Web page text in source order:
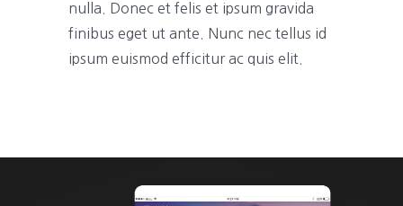
nulla. Donec et felis et ipsum gravida
finibus eget ut ante. Nunc nec tellus id
ipsum euismod efficitur ac quis elit.